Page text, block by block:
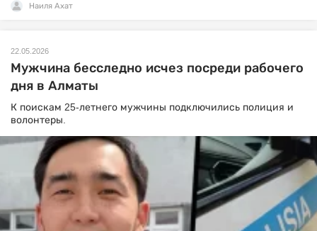
Наиля Ахат
22.05.2026
Мужчина бесследно исчез посреди рабочего
дня в Алматы
К поискам 25-летнего мужчины подключились полиция и
волонтеры.